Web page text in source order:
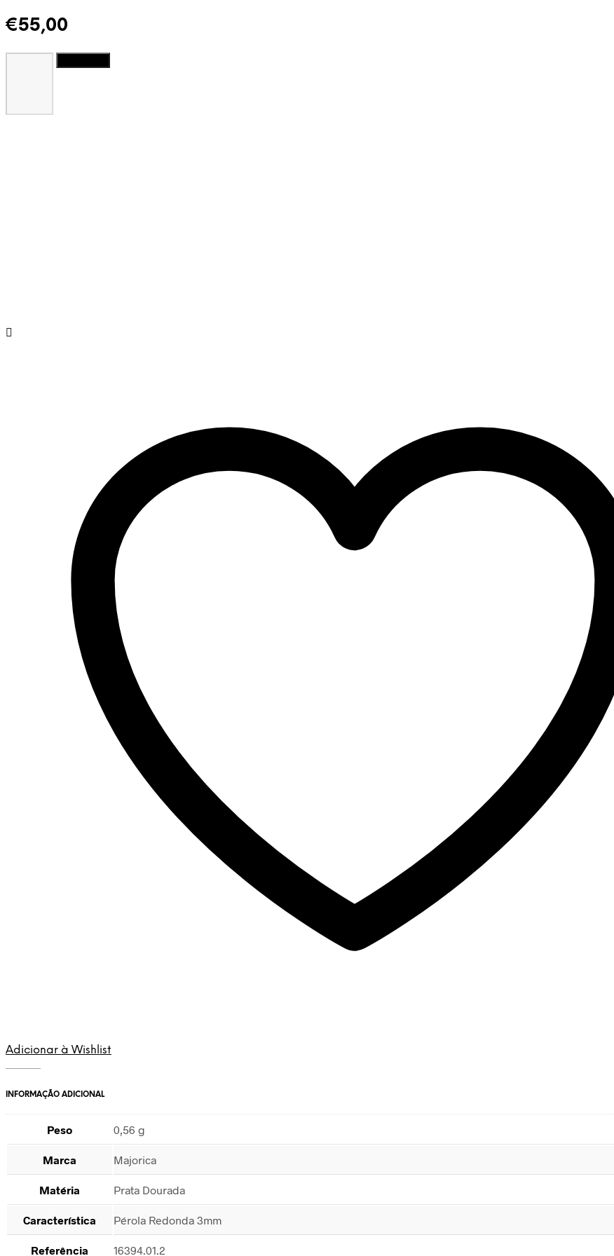
€55,00
Heart
Adicionar à Wishlist
INFORMAÇÃO ADICIONAL
Peso 0,56 g
Marca Majorica
Matéria Prata Dourada
Característica Pérola Redonda 3mm
Referência 16394.01.2